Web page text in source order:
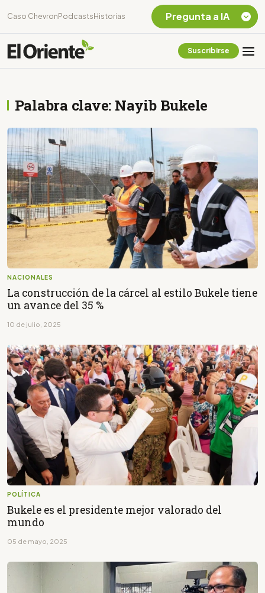
Caso Chevron Podcasts Historias
Suscribirse
Palabra clave: Nayib Bukele
NACIONALES
La construcción de la cárcel al estilo Bukele tiene
un avance del 35 %
10 de julio, 2025
POLÍTICA
Bukele es el presidente mejor valorado del
mundo
05 de mayo, 2025
Pregunta a IA
Listar destinos
Amazonia Ecuatoriana
tasa minera que rige en
Ecuador?